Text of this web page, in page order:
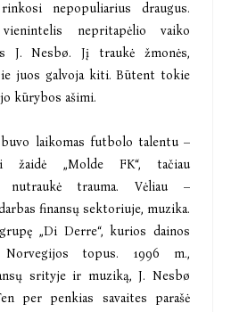
nepopuliarius draugus.
nepritapėlio vaiko
J. Nesbø. Jį traukė žmonės,
juos galvoja kiti. Būtent tokie
kūrybos ašimi.
buvo laikomas futbolo talentu –
žaidė „Molde FK“, tačiau
nutraukė trauma. Vėliau –
finansų sektoriuje, muzika.
„Di Derre“, kurios dainos
Norvegijos topus. 1996 m.,
srityje ir muziką, J. Nesbø
per penkias savaites parašė